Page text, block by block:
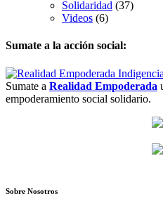
Solidaridad (37)
Videos (6)
Sumate a la acción social:
Sumate a Realidad Empoderada
empoderamiento social solidario.
Sobre Nosotros